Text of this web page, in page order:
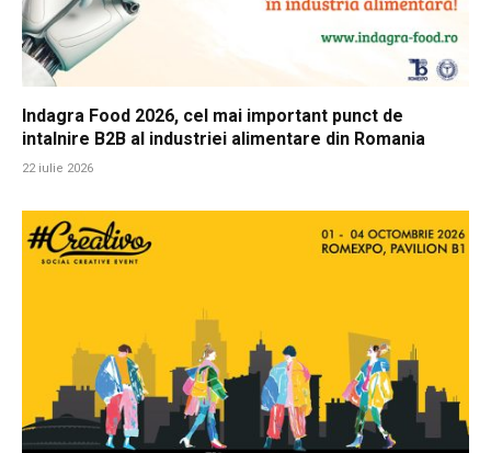
Indagra Food 2026, cel mai important punct de
intalnire B2B al industriei alimentare din Romania
22 iulie 2026